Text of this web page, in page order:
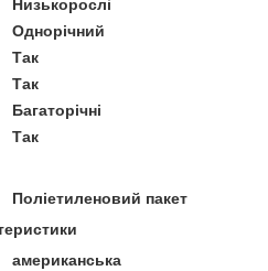
Низькорослі
Однорічний
Так
Так
Багаторічні
Так
Поліетиленовий пакет
американська